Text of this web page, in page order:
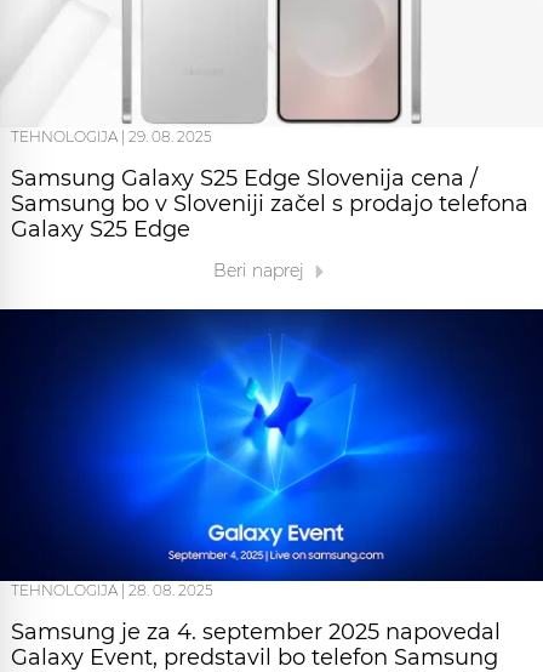
TEHNOLOGIJA 29. 08. 2025
Samsung Galaxy S25 Edge Slovenija cena /
Samsung bo v Sloveniji začel s prodajo telefona
Galaxy S25 Edge
Beri naprej
TEHNOLOGIJA 28. 08. 2025
Samsung je za 4. september 2025 napovedal
Galaxy Event, predstavil bo telefon Samsung